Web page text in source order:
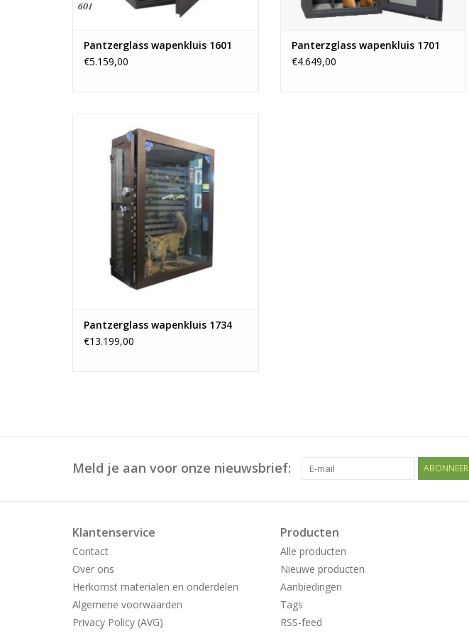
Pantzerglass wapenkluis 1601
€5.159,00
Panterzglass wapenkluis 1701
€4.649,00
- Kogelvrij veiligheidsglas
- Dieptemaat: 35-55 cm
TOEVOEGEN AAN WINKELWAGEN
Pantzerglass wapenkluis 1734
€13.199,00
Meld je aan voor onze nieuwsbrief: ABONNEER
Klantenservice
Contact
Over ons
Herkomst materialen en onderdelen
Algemene voorwaarden
Privacy Policy (AVG)
Producten
Alle producten
Nieuwe producten
Aanbiedingen
Tags
RSS-feed